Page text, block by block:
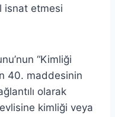
isnat etmesi
“Kimliği
40. maddesinin
olarak
kimliği veya